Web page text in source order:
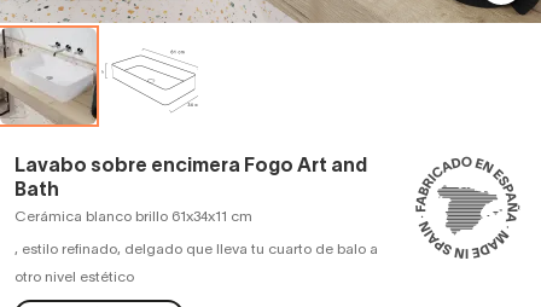
Lavabo sobre encimera Fogo Art and
Bath
Cerámica blanco brillo 61x34x11 cm
, estilo refinado, delgado que lleva tu cuarto de balo a
otro nivel estético